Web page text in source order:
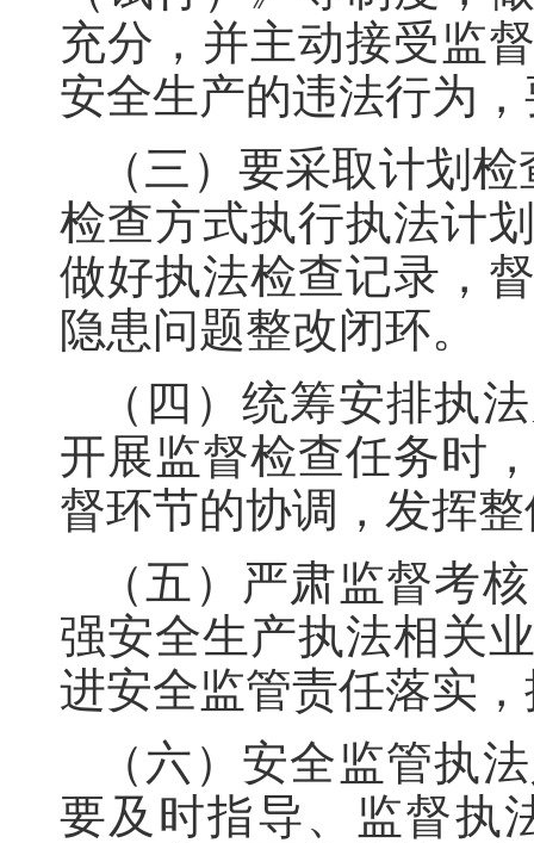
充分，并主动接受监
安全生产的违法行为
（三）要采取计划
检查方式执行执法计
做好执法检查记录，
隐患问题整改闭环。
（四）统筹安排执
开展监督检查任务时
督环节的协调，发挥
（五）严肃监督考
强安全生产执法相关
进安全监管责任落实
（六）安全监管执
要及时指导、监督执